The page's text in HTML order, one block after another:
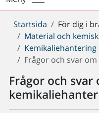
Du
är
här:
Startsida För dig i
Material och
Kemikaliehantering
Frågor och svar
Frågor och svar